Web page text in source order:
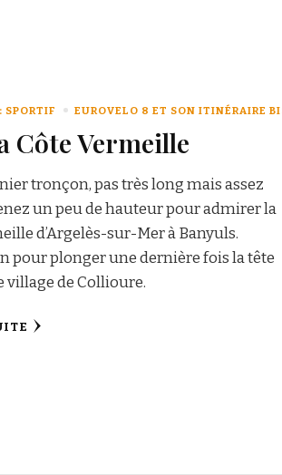
SPORTIF EUROVELO 8 ET SON ITINÉRAIRE
Côte Vermeille
tronçon, pas très long mais assez
un peu de hauteur pour admirer la
d’Argelès-sur-Mer à Banyuls.
pour plonger une dernière fois la tête
village de Collioure.